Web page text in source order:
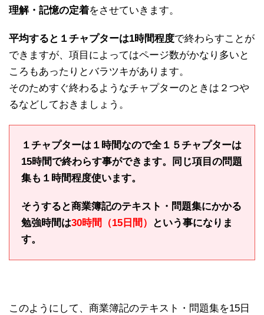
理解・記憶の定着をさせていきます。
平均すると１チャプターは1時間程度で終わらすことが
できますが、項目によってはページ数がかなり多いと
ころもあったりとバラツキがあります。
そのためすぐ終わるようなチャプターのときは２つや
るなどしておきましょう。
１チャプターは１時間なので全１５チャプターは
15時間で終わらす事ができます。同じ項目の問題
集も１時間程度使います。
そうすると商業簿記のテキスト・問題集にかかる
勉強時間は30時間（15日間）
という事になりま
す。
このようにして、商業簿記のテキスト・問題集を15日